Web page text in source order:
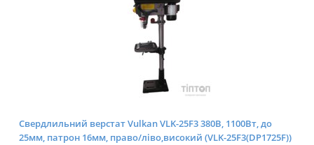
Свердлильний верстат Vulkan VLK-25F3 380В, 1100Вт, до
25мм, патрон 16мм, право/ліво,високий (VLK-25F3(DP1725F))